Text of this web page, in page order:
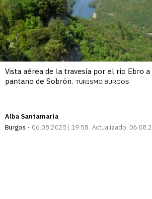
Vista aérea de la travesía por el río Ebro
pantano de Sobrón. TURISMO BURGOS
Alba Santamaría
Burgos
06.08.2025 | 19:58 Actualizado: